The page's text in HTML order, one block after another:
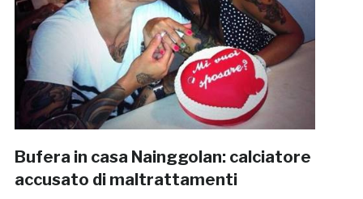
Bufera in casa Nainggolan: calciatore
accusato di maltrattamenti